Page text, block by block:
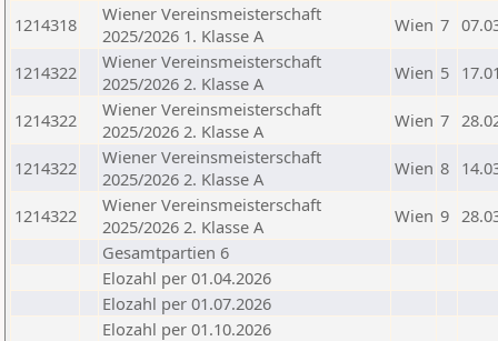
1214318
Wiener Vereinsmeisterschaft
2025/2026 1. Klasse A
Wien 7
1214322
Wiener Vereinsmeisterschaft
2025/2026 2. Klasse A
Wien 5
1214322
Wiener Vereinsmeisterschaft
2025/2026 2. Klasse A
Wien 7
1214322
Wiener Vereinsmeisterschaft
2025/2026 2. Klasse A
Wien 8
1214322
Wiener Vereinsmeisterschaft
2025/2026 2. Klasse A
Wien 9
Gesamtpartien 6
Elozahl per 01.04.2026
Elozahl per 01.07.2026
Elozahl per 01.10.2026